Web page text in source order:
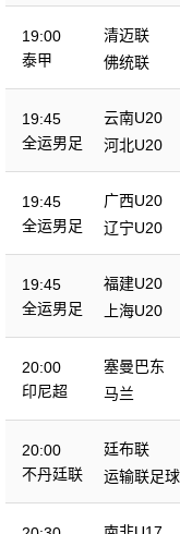
19:00
泰甲
清迈联
佛统联
19:45
全运男足
云南U20
河北U20
19:45
全运男足
广西U20
辽宁U20
19:45
全运男足
福建U20
上海U20
20:00
印尼超
塞曼巴东
马兰
20:00
不丹廷联
廷布联
运输联足